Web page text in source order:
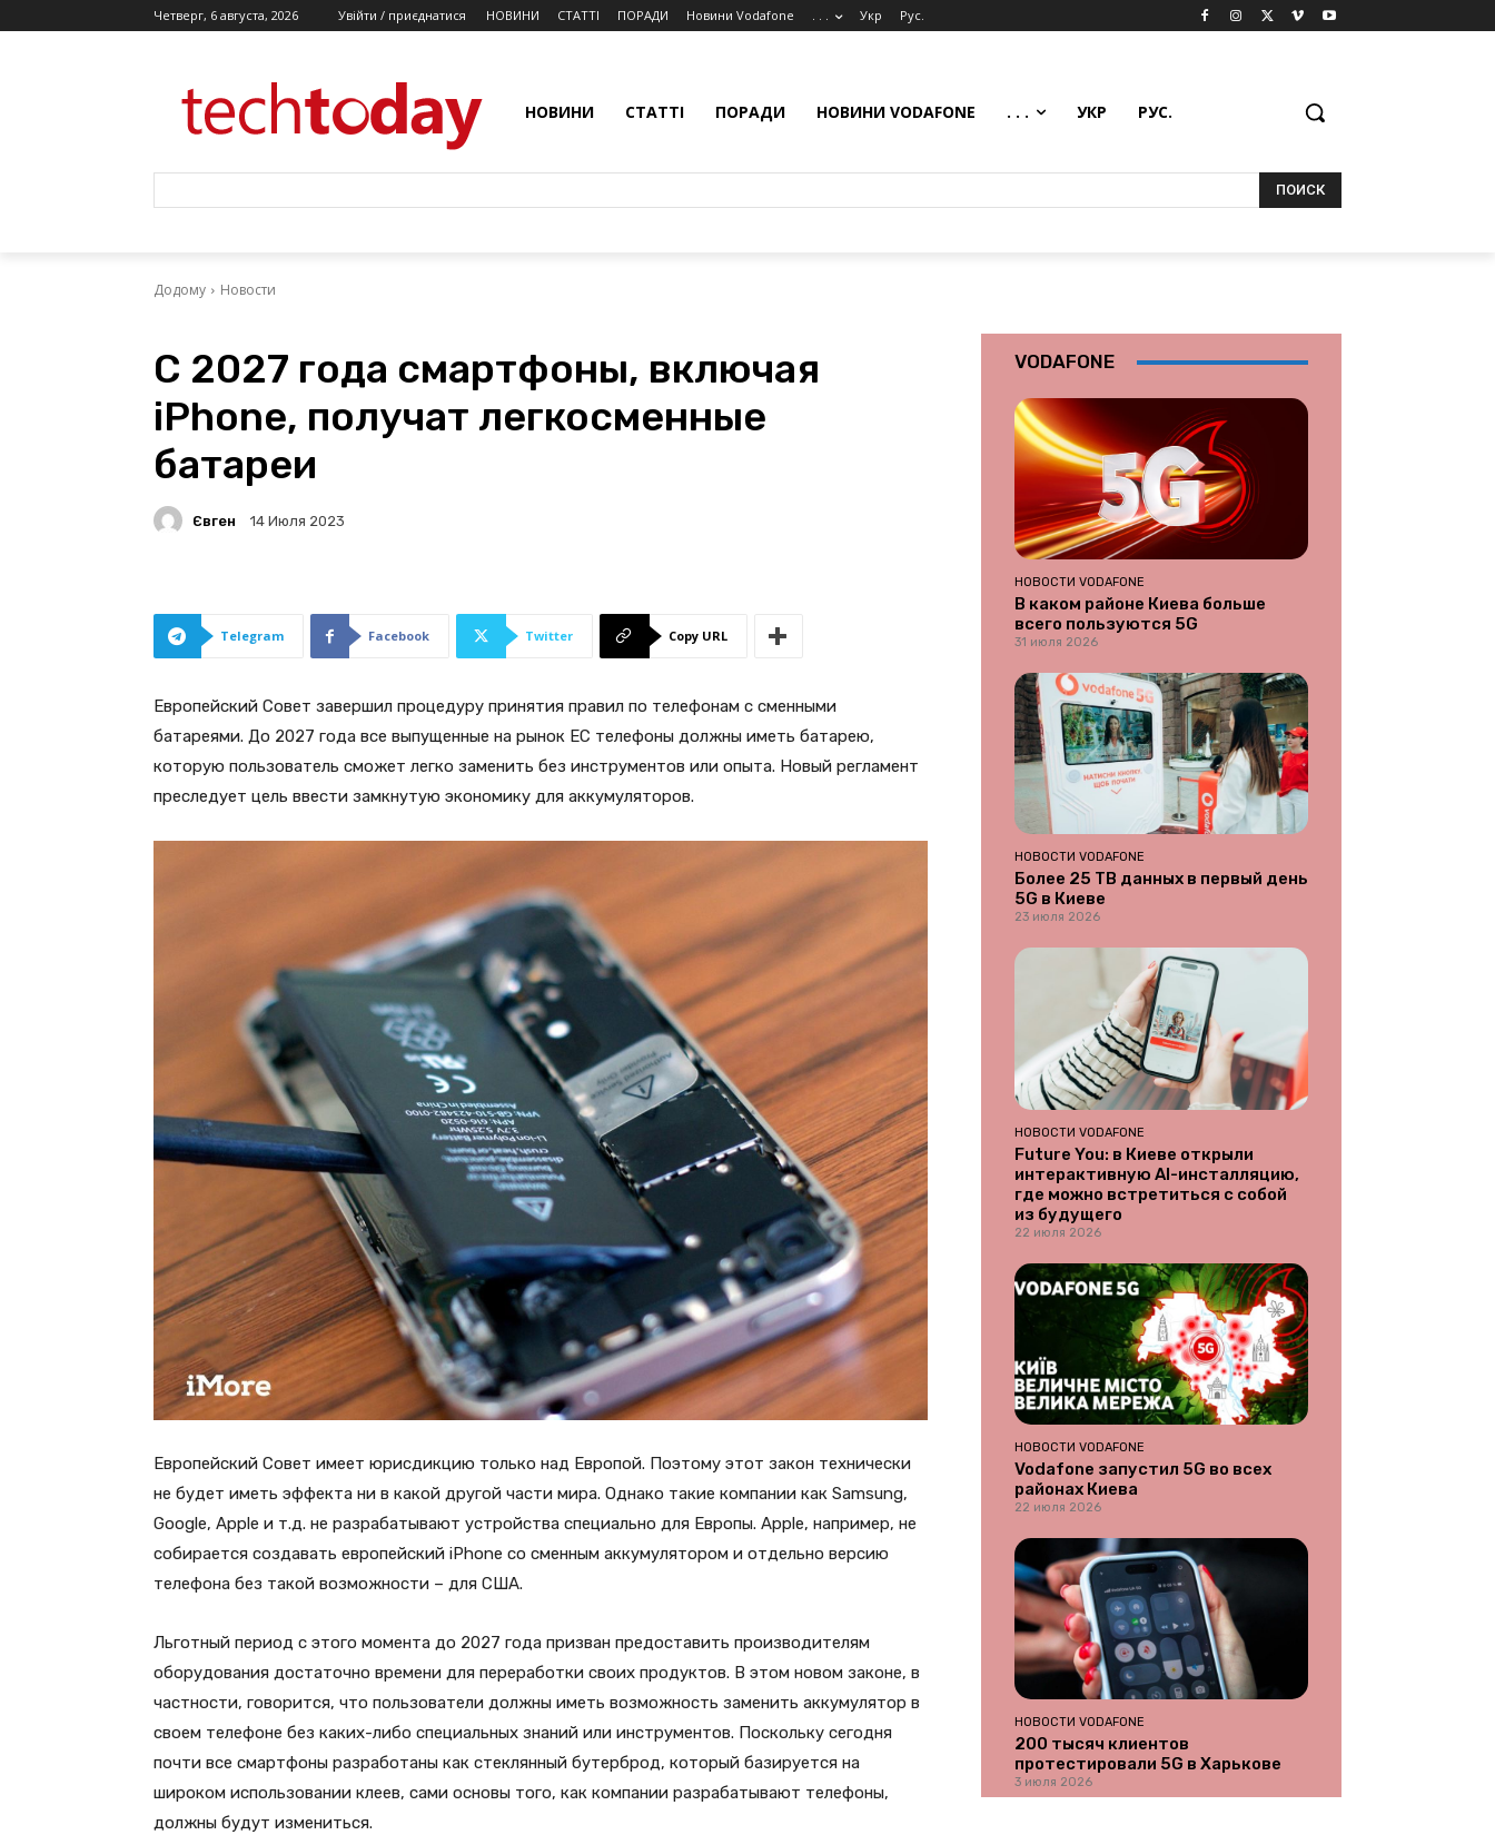
Четверг, 6 августа, 2026 Увійти / приєднатися НОВИНИ СТАТТІ ПОРАДИ Новини Vodafone . . . Укр Рус.
НОВИНИ СТАТТІ ПОРАДИ НОВИНИ VODAFONE . . . УКР РУС.
ПОИСК
Додому Новости
С 2027 года смартфоны, включая
iPhone, получат легкосменные
батареи
Євген 14 Июля 2023
Telegram Facebook Twitter Copy URL
Европейский Совет завершил процедуру принятия правил по телефонам с сменными
батареями. До 2027 года все выпущенные на рынок ЕС телефоны должны иметь батарею,
которую пользователь сможет легко заменить без инструментов или опыта. Новый регламент
преследует цель ввести замкнутую экономику для аккумуляторов.
Европейский Совет имеет юрисдикцию только над Европой. Поэтому этот закон технически
не будет иметь эффекта ни в какой другой части мира. Однако такие компании как Samsung,
Google, Apple и т.д. не разрабатывают устройства специально для Европы. Apple, например, не
собирается создавать европейский iPhone со сменным аккумулятором и отдельно версию
телефона без такой возможности – для США.
Льготный период с этого момента до 2027 года призван предоставить производителям
оборудования достаточно времени для переработки своих продуктов. В этом новом законе, в
частности, говорится, что пользователи должны иметь возможность заменить аккумулятор в
своем телефоне без каких-либо специальных знаний или инструментов. Поскольку сегодня
почти все смартфоны разработаны как стеклянный бутерброд, который базируется на
широком использовании клеев, сами основы того, как компании разрабатывают телефоны,
должны будут измениться.
VODAFONE
НОВОСТИ VODAFONE
В каком районе Киева больше
всего пользуются 5G
31 июля 2026
НОВОСТИ VODAFONE
Более 25 ТВ данных в первый день
5G в Киеве
23 июля 2026
НОВОСТИ VODAFONE
Future You: в Киеве открыли
интерактивную AI-инсталляцию,
где можно встретиться с собой
из будущего
22 июля 2026
НОВОСТИ VODAFONE
Vodafone запустил 5G во всех
районах Киева
22 июля 2026
НОВОСТИ VODAFONE
200 тысяч клиентов
протестировали 5G в Харькове
3 июля 2026